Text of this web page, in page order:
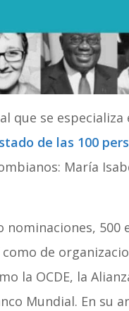
que se especializa
de las 100
María
nominaciones,
de
la OCDE, la
Mundial. En su